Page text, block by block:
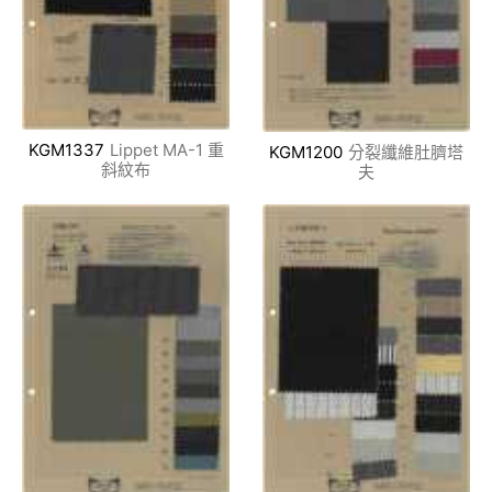
KGM1337 Lippet MA-1 重
斜紋布
KGM1200 分裂纖維肚臍塔
夫